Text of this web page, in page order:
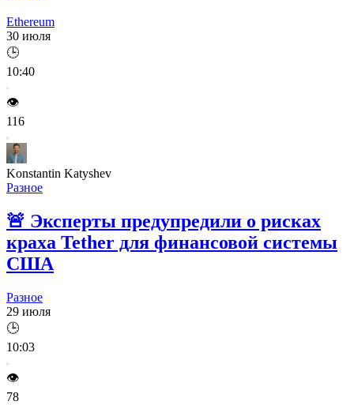
Ethereum
30 июля
🕒
10:40
👁️
116
Konstantin Katyshev
Разное
🚨 Эксперты предупредили о рисках
краха Tether для финансовой системы
США
Разное
29 июля
🕒
10:03
👁️
78